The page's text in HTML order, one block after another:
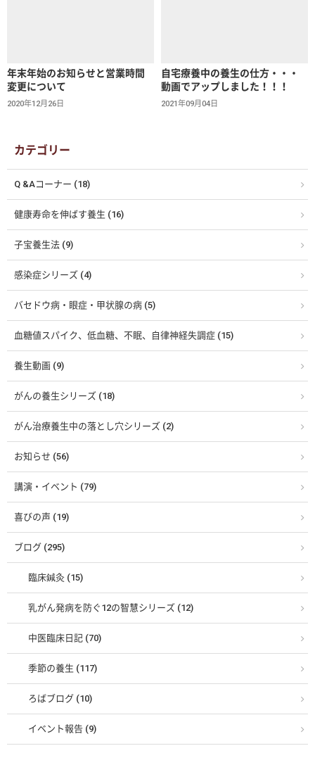
年末年始のお知らせと営業時間
変更について
2020年12月26日
自宅療養中の養生の仕方・・・
動画でアップしました！！！
2021年09月04日
カテゴリー
Q &Aコーナー (18)
健康寿命を伸ばす養生 (16)
子宝養生法 (9)
感染症シリーズ (4)
バセドウ病・眼症・甲状腺の病 (5)
血糖値スパイク、低血糖、不眠、自律神経失調症 (15)
養生動画 (9)
がんの養生シリーズ (18)
がん治療養生中の落とし穴シリーズ (2)
お知らせ (56)
講演・イベント (79)
喜びの声 (19)
ブログ (295)
臨床鍼灸 (15)
乳がん発病を防ぐ12の智慧シリーズ (12)
中医臨床日記 (70)
季節の養生 (117)
ろばブログ (10)
イベント報告 (9)